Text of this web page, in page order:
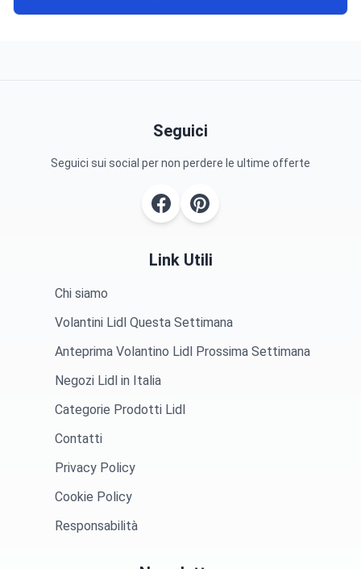
Seguici
Seguici sui social per non perdere le ultime offerte
Link Utili
Chi siamo
Volantini Lidl Questa Settimana
Anteprima Volantino Lidl Prossima Settimana
Negozi Lidl in Italia
Categorie Prodotti Lidl
Contatti
Privacy Policy
Cookie Policy
Responsabilità